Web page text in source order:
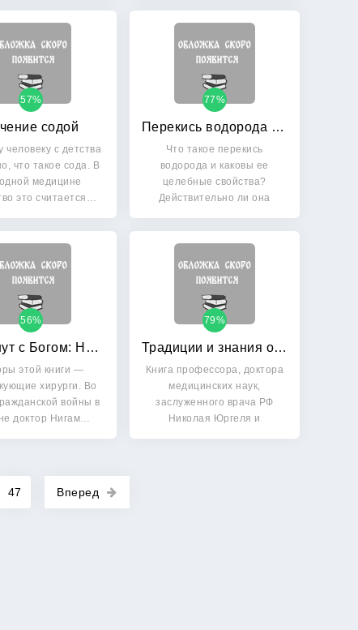
содой
57%
человеку с детства
что такое сода. В
медицине
это считается…
Перекись водорода в лечении и очищении организма
77%
Что такое перекись
водорода и каковы ее
целебные свойства?
Действительно ли она
40 минут с Богом: Научный подход к исцелению с помощью веры и молитвы. Духовное путешествие хирурга
56%
этой книги —
хирурги. Во
войны в
доктор Нигам…
Традиции и знания о здоровье: Введение в Здраву
79%
Книга профессора, доктора
медицинских наук,
заслуженного врача РФ
Николая Юргеля и
47 Вперед